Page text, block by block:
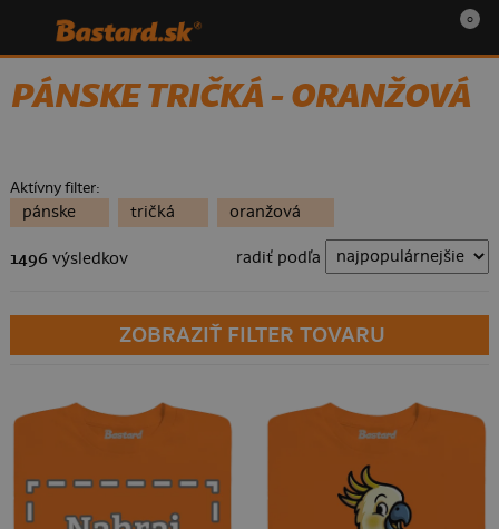
0
PÁNSKE TRIČKÁ - ORANŽOVÁ
Aktívny filter:
pánske tričká oranžová
1496 výsledkov radiť podľa
ZOBRAZIŤ FILTER TOVARU